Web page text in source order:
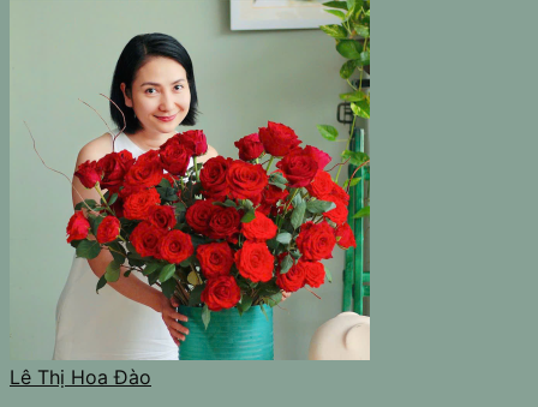
Lê Thị Hoa Đào